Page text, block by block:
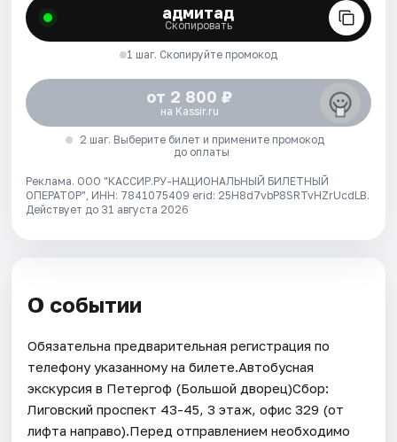
адмитад
Скопировать
1 шаг. Скопируйте промокод
от 2 800 ₽
на Kassir.ru
2 шаг. Выберите билет и примените промокод
до оплаты
Реклама. ООО "КАССИР.РУ-НАЦИОНАЛЬНЫЙ БИЛЕТНЫЙ
ОПЕРАТОР", ИНН: 7841075409 erid: 25H8d7vbP8SRTvHZrUcdLB.
Действует до 31 августа 2026
О событии
Обязательна предварительная регистрация по
телефону указанному на билете.Автобусная
экскурсия в Петергоф (Большой дворец)Сбор:
Лиговский проспект 43-45, 3 этаж, офис 329 (от
лифта направо).Перед отправлением необходимо